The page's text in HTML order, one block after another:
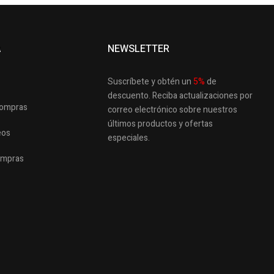
NEWSLETTER
Suscríbete y obtén un 5%de
descuento.Reciba actualizaciones por
correo electrónico sobre nuestros
últimos productosy ofertas
especiales.